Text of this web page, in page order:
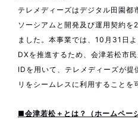
テレメディーズはデジタル田園
ソーシアムと開発及び運用契約
ました。本事業では、10月31日
DXを推進するため、会津若松市
IDを用いて、テレメディーズが
リをシームレスに利用することを
■会津若松＋とは？（ホームペー